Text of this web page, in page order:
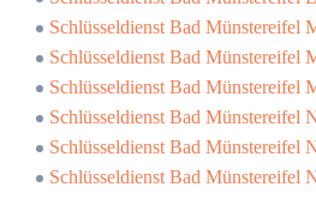
Schlüsseldienst Bad Münstereifel
Schlüsseldienst Bad Münstereifel
Schlüsseldienst Bad Münstereifel
Schlüsseldienst Bad Münstereifel
Schlüsseldienst Bad Münstereifel
Schlüsseldienst Bad Münstereifel